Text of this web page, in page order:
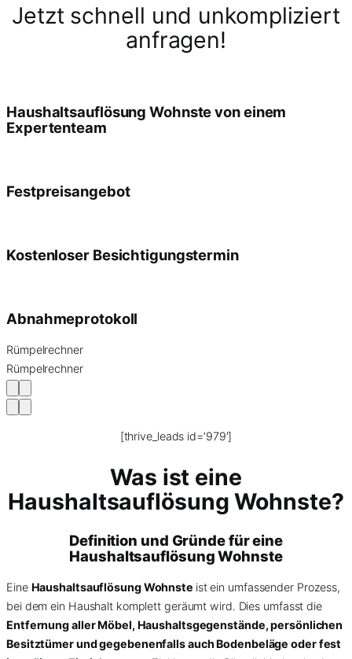
Jetzt schnell und unkompliziert
anfragen!
Haushaltsauflösung Wohnste von einem
Expertenteam
Festpreisangebot
Kostenloser Besichtigungstermin
Abnahmeprotokoll
Rümpelrechner
Rümpelrechner
[thrive_leads id=’979′]
Was ist eine
Haushaltsauflösung Wohnste?
Definition und Gründe für eine
Haushaltsauflösung Wohnste
Eine Haushaltsauflösung Wohnste ist ein umfassender Prozess,
bei dem ein Haushalt komplett geräumt wird. Dies umfasst die
Entfernung aller Möbel, Haushaltsgegenstände, persönlichen
Besitztümer und gegebenenfalls auch Bodenbeläge oder fest